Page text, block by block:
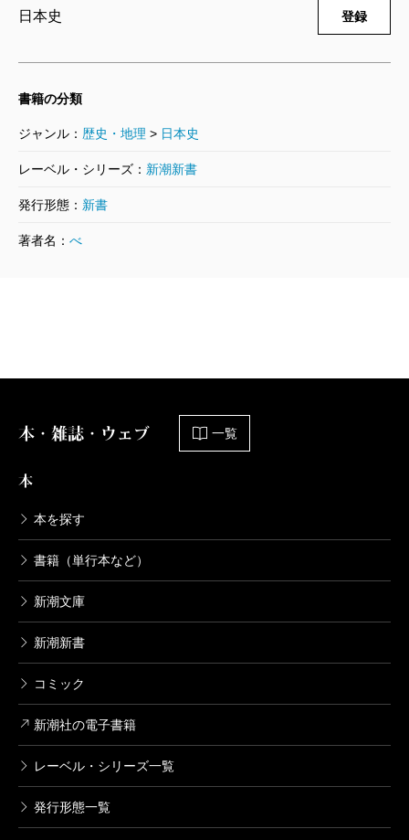
日本史 登録
書籍の分類
ジャンル： 歴史・地理 > 日本史
レーベル・シリーズ： 新潮新書
発行形態： 新書
著者名： べ
本・雑誌・ウェブ 一覧
本
本を探す
書籍（単行本など）
新潮文庫
新潮新書
コミック
新潮社の電子書籍
レーベル・シリーズ一覧
発行形態一覧